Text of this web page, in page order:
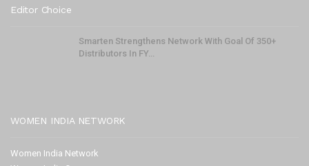
Editor Choice
Smarten Strengthens Network With Goal Of 350+
Distributors In FY…
WOMEN INDIA NETWORK
Women India Network